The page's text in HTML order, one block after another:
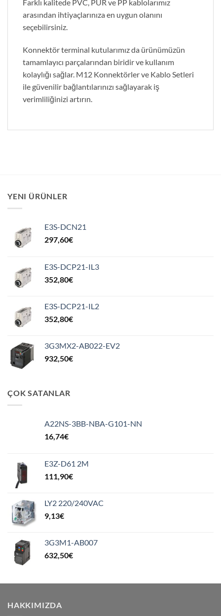
Farklı kalitede PVC, PUR ve PP kablolarımız
arasından ihtiyaçlarınıza en uygun olanını
seçebilirsiniz.
Konnektör terminal kutularımız da ürünümüzün
tamamlayıcı parçalarından biridir ve kullanım
kolaylığı sağlar. M12 Konnektörler ve Kablo Setleri
ile güvenilir bağlantılarınızı sağlayarak iş
verimliliğinizi artırın.
YENI ÜRÜNLER
E3S-DCN21
297,60€
E3S-DCP21-IL3
352,80€
E3S-DCP21-IL2
352,80€
3G3MX2-AB022-EV2
932,50€
ÇOK SATANLAR
A22NS-3BB-NBA-G101-NN
16,74€
E3Z-D61 2M
111,90€
LY2 220/240VAC
9,13€
3G3M1-AB007
632,50€
HAKKIMIZDA